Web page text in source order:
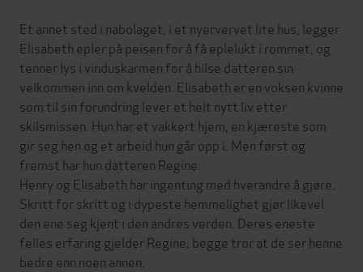
Et annet sted i nabolaget, i et nyervervet lite hus, legger
Elisabeth epler på peisen for å få eplelukt i rommet, og
tenner lys i vinduskarmen for å hilse datteren sin
velkommen inn om kvelden. Elisabeth er en voksen kvinne
som til sin forundring lever et helt nytt liv etter
skilsmissen. Hun har et vakkert hjem, en kjæreste som
gir seg hen og et arbeid hun går opp i. Men først og
fremst har hun datteren Regine.
Henry og Elisabeth har ingenting med hverandre å gjøre.
Skritt for skritt og i dypeste hemmelighet gjør likevel
den ene seg kjent i den andres verden. Deres eneste
felles erfaring gjelder Regine; begge tror at de ser henne
bedre enn noen annen.